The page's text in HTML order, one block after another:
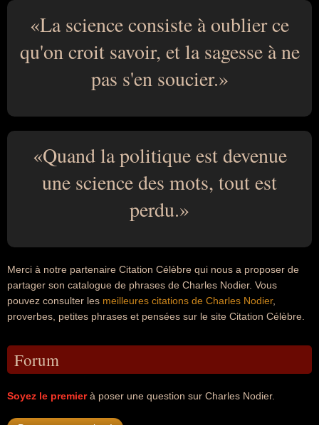
La science consiste à oublier ce
qu'on croit savoir, et la sagesse à ne
pas s'en soucier.
Quand la politique est devenue
une science des mots, tout est
perdu.
Merci à notre partenaire Citation Célèbre qui nous a proposer de
partager son catalogue de phrases de Charles Nodier. Vous
pouvez consulter les meilleures citations de Charles Nodier,
proverbes, petites phrases et pensées sur le site Citation Célèbre.
Forum
Soyez le premierà poser une question sur Charles Nodier.